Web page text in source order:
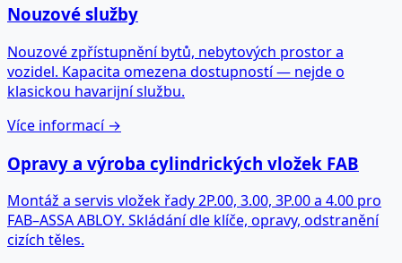
Nouzové služby
Nouzové zpřístupnění bytů, nebytových prostor a
vozidel. Kapacita omezena dostupností — nejde o
klasickou havarijní službu.
Více informací →
Opravy a výroba cylindrických vložek FAB
Montáž a servis vložek řady 2P.00, 3.00, 3P.00 a 4.00 pro
FAB–ASSA ABLOY. Skládání dle klíče, opravy, odstranění
cizích těles.